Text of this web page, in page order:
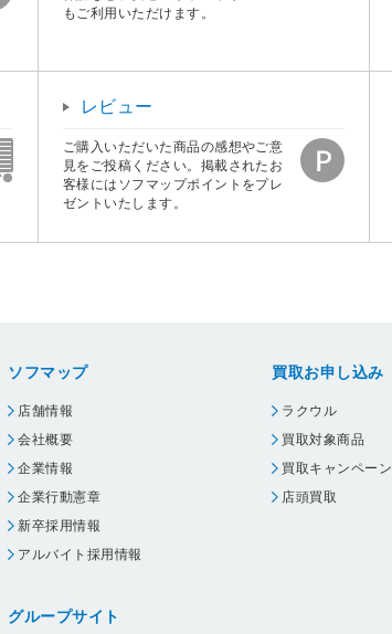
もご利用いただけます。
レビュー
ご購入いただいた商品の感想やご意
見をご投稿ください。掲載されたお
客様にはソフマップポイントをプレ
ゼントいたします。
ソフマップ
店舗情報
会社概要
企業情報
企業行動憲章
新卒採用情報
アルバイト採用情報
グループサイト
買取お申し込み
ラクウル
買取対象商品
買取キャンペーン
店頭買取